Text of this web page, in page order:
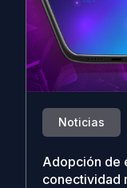
Noticias
Adopción de
conectividad